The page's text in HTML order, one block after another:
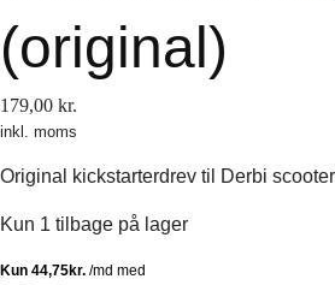
(original)
179,00 kr.
inkl. moms
Original kickstarterdrev til Derbi scooter
Kun 1 tilbage på lager